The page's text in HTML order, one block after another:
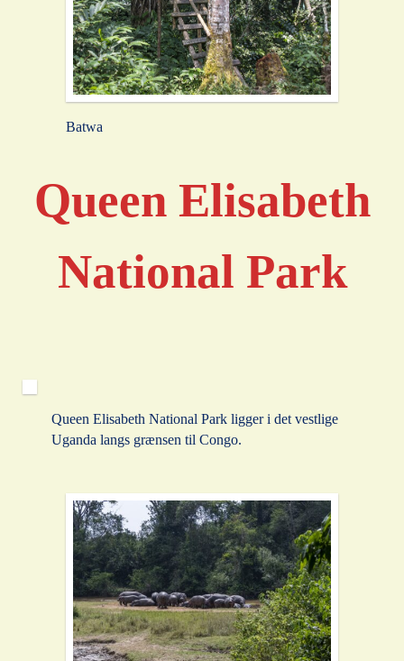
Batwa
Queen Elisabeth
National Park
Queen Elisabeth National Park ligger i det vestlige
Uganda langs grænsen til Congo.